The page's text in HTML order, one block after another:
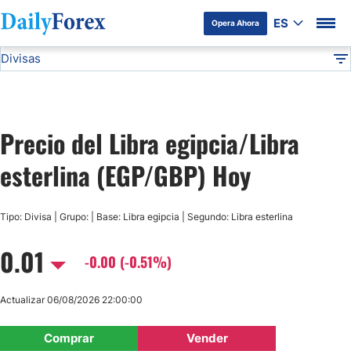
Opera Ahora ES
Divulgación del Anunciante
Divisas
USD/JPY
GBP/USD
AUD/USD
Precio del Libra egipcia/Libra
esterlina (EGP/GBP) Hoy
Tipo: Divisa | Grupo: | Base: Libra egipcia | Segundo: Libra esterlina
0.01 -0.00 (-0.51%)
Comprar Vender
Actualizar 06/08/2026 22:00:00